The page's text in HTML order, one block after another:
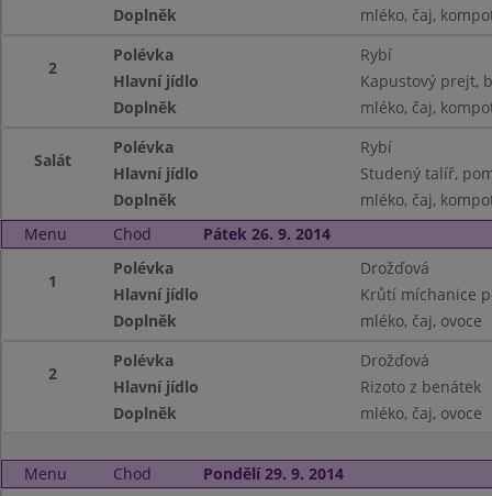
Doplněk
mléko, čaj,
2
Polévka
Rybí
Hlavní jídlo
Kapustový prejt,
Doplněk
mléko, čaj,
Salát
Polévka
Rybí
Hlavní jídlo
Studený talíř,
Doplněk
mléko, čaj,
Menu
Chod Pátek 26. 9. 2014
1
Polévka
Drožďová
Hlavní jídlo
Krůtí míchanice
Doplněk
mléko, čaj, ovoce
2
Polévka
Drožďová
Hlavní jídlo
Rizoto z benátek
Doplněk
mléko, čaj, ovoce
Menu Chod Pondělí 29. 9. 2014